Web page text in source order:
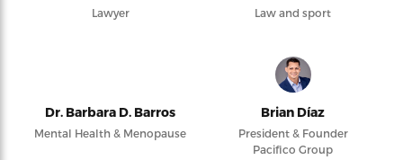
Lawyer Law and sport
Dr. Barbara D. Barros
Mental Health & Menopause
Brian Díaz
President & Founder
Pacifico Group